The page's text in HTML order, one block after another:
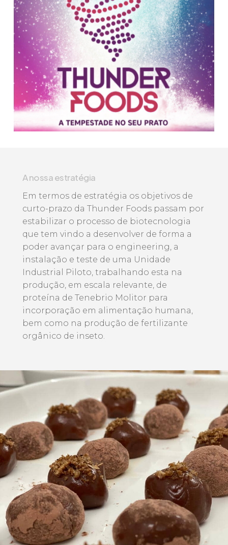
A nossa estratégia
Em termos de estratégia os objetivos de
curto-prazo da Thunder Foods passam por
estabilizar o processo de biotecnologia
que tem vindo a desenvolver de forma a
poder avançar para o engineering, a
instalação e teste de uma Unidade
Industrial Piloto, trabalhando esta na
produção, em escala relevante, de
proteína de Tenebrio Molitor para
incorporação em alimentação humana,
bem como na produção de fertilizante
orgânico de inseto.